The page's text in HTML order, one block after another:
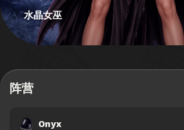
水晶女巫
阵营
Onyx